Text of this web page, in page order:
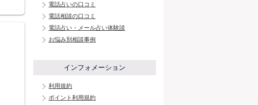
電話占いの口コミ
電話相談の口コミ
電話占い・メール占い体験談
お悩み別相談事例
インフォメーション
利用規約
ポイント利用規約